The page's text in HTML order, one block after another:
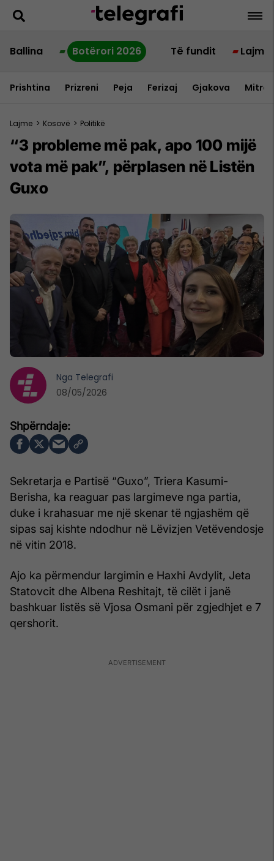
Ballina Botërori 2026 Të fundit Lajme
Prishtina Prizreni Peja Ferizaj Gjakova
Lajme > Kosovë > Politikë
“3 probleme më pak, apo 100 mijë
vota më pak”, përplasen në Listën
Guxo
Sekretarja e Partisë “Guxo”, Triera Kasumi-
Berisha, ka reaguar pas largimeve nga partia,
duke i krahasuar me një skenar të ngjashëm që
sipas saj kishte ndodhur në Lëvizjen Vetëvendosje
në vitin 2018.
Ajo ka përmendur largimin e Haxhi Avdylit, Jeta
Statovcit dhe Albena Reshitajt, të cilët i janë
bashkuar listës së Vjosa Osmani për zgjedhjet e 7
qershorit.
Nga Telegrafi
08/05/2026